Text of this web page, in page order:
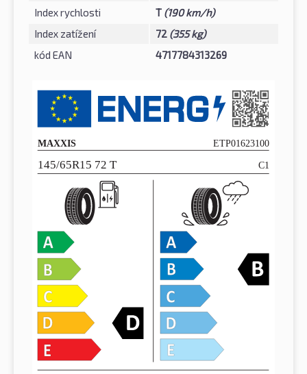
Index rychlosti
T (190 km/h)
Index zatížení
72 (355 kg)
kód EAN
4717784313269